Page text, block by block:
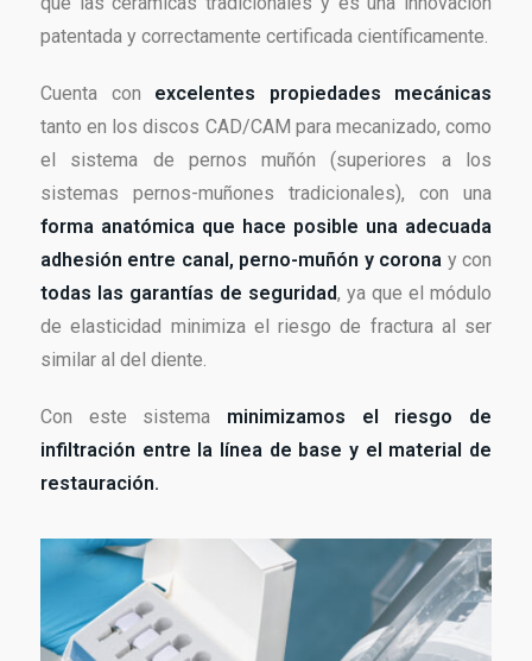
patentada y correctamente certificada científicamente.
Cuenta con excelentes propiedades mecánicas
tanto en los discos CAD/CAM para mecanizado, como
el sistema de pernos muñón (superiores a los
sistemas pernos-muñones tradicionales), con una
forma anatómica que hace posible una adecuada
adhesión entre canal, perno-muñón y corona y con
todas las garantías de seguridad, ya que el módulo
de elasticidad minimiza el riesgo de fractura al ser
similar al del diente.
Con este sistema minimizamos el riesgo de
infiltración entre la línea de base y el material de
restauración.